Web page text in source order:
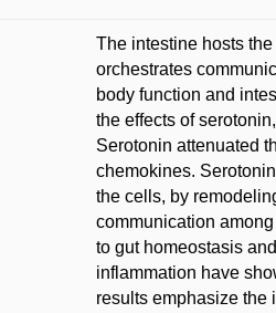
The intestine hosts
orchestrates
body function and
the effects of
Serotonin attenuated
chemokines.
the cells, by
communication
to gut homeostasis
inflammation have
results emphasize the